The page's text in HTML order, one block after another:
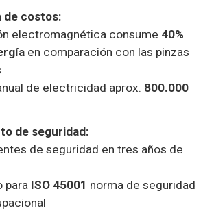
de costos:
electromagnética consume 40%
en comparación con las pinzas
de electricidad aprox. 800.000
de seguridad:
de seguridad en tres años de
para ISO 45001 norma de seguridad